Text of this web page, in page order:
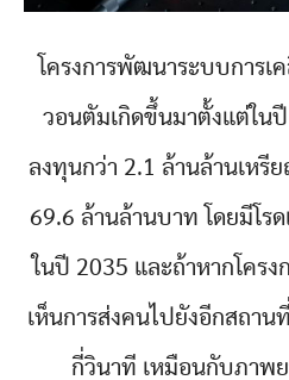
โครงการพัฒนาระบบการ
วอนตัมเกิดขึ้นมาตั้งแต่ในปี
ลงทุนกว่า 2.1 ล้านล้านเหรี
69.6 ล้านล้านบาท โดยมีโ
ในปี 2035 และถ้าหากโครง
เห็นการส่งคนไปยังอีกสถาน
กี่วินาที เหมือนกับภาพ